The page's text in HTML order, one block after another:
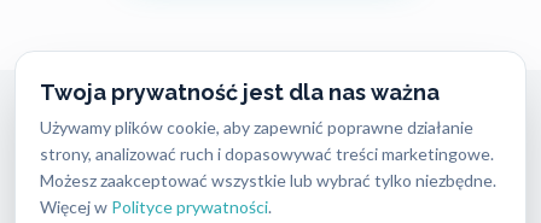
Twoja prywatność jest dla nas ważna
Używamy plików cookie, aby zapewnić poprawne działanie
strony, analizować ruch i dopasowywać treści marketingowe.
Możesz zaakceptować wszystkie lub wybrać tylko niezbędne.
Więcej w Polityce prywatności.
Awaryjne Otwieranie Mieszkań
Warszawa Ursynów